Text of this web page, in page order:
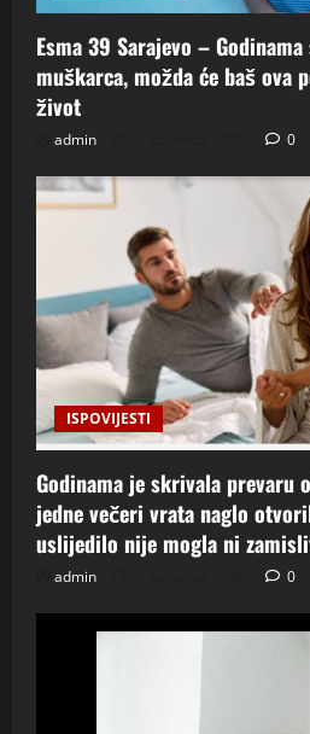
Esma 39 Sarajevo –
muškarca, možda će baš
život
admin 0
ISPOVIJESTI
Godinama je skrivala prevaru
jedne večeri vrata naglo
uslijedilo nije mogla ni
admin 0